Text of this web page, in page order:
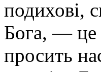
подихові,
Бога, — це
просить